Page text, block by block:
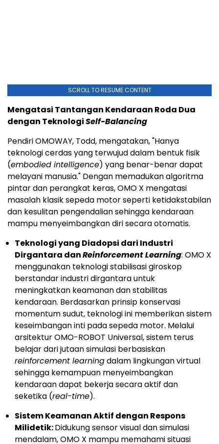
SCROLL TO RESUME CONTENT
Mengatasi Tantangan Kendaraan Roda Dua
dengan TeknologiSelf-Balancing
Pendiri OMOWAY, Todd, mengatakan, "Hanya
teknologi cerdas yang terwujud dalam bentuk fisik
(embodied intelligence) yang benar-benar dapat
melayani manusia." Dengan memadukan algoritma
pintar dan perangkat keras, OMO X mengatasi
masalah klasik sepeda motor seperti ketidakstabilan
dan kesulitan pengendalian sehingga kendaraan
mampu menyeimbangkan diri secara otomatis.
Teknologi yang Diadopsi dari Industri
Dirgantara danReinforcement Learning: OMO X
menggunakan teknologi stabilisasi giroskop
berstandar industri dirgantara untuk
meningkatkan keamanan dan stabilitas
kendaraan. Berdasarkan prinsip konservasi
momentum sudut, teknologi ini memberikan sistem
keseimbangan inti pada sepeda motor. Melalui
arsitektur OMO-ROBOT Universal, sistem terus
belajar dari jutaan simulasi berbasiskan
reinforcement learningdalam lingkungan virtual
sehingga kemampuan menyeimbangkan
kendaraan dapat bekerja secara aktif dan
seketika (real-time).
Sistem Keamanan Aktif dengan Respons
Milidetik:Didukung sensor visual dan simulasi
mendalam, OMO X mampu memahami situasi